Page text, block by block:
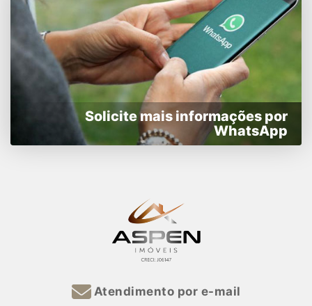
Solicite mais informações por
WhatsApp
Atendimento por e-mail